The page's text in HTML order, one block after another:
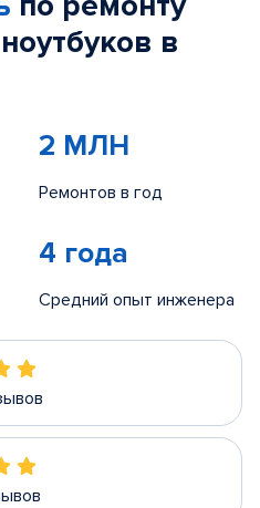
в
2 МЛН
Ремонтов в год
4 года
Средний опыт инженера